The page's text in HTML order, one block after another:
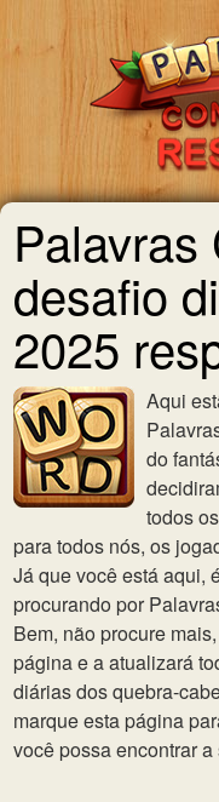
Palavras
desafio
2025
Aqui
do
todos
para todos nós, os
Já que você está aqui,
procurando por
Bem, não procure
página e a atualizará
diárias dos quebra-
marque esta página
você possa encontrar